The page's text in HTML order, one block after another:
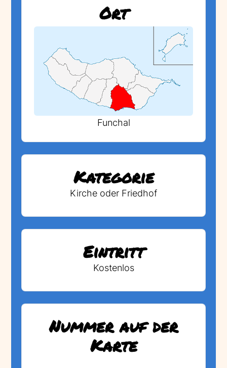
Ort
Funchal
Kategorie
Kirche oder Friedhof
Eintritt
Kostenlos
Nummer auf der
Karte